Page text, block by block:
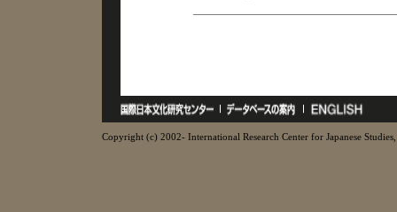
Copyright (c) 2002- International Research Center for Japanese